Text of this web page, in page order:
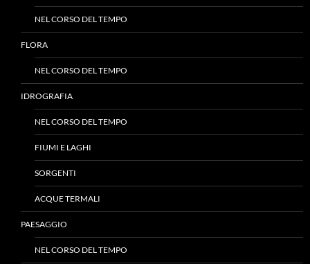
NEL CORSO DEL TEMPO
FLORA
NEL CORSO DEL TEMPO
IDROGRAFIA
NEL CORSO DEL TEMPO
FIUMI E LAGHI
SORGENTI
ACQUE TERMALI
PAESAGGIO
NEL CORSO DEL TEMPO